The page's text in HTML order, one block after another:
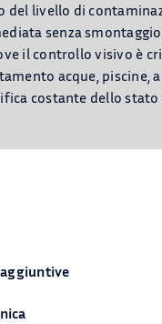
del livello di
senza
il controllo visivo è
acque, piscine,
costante dello